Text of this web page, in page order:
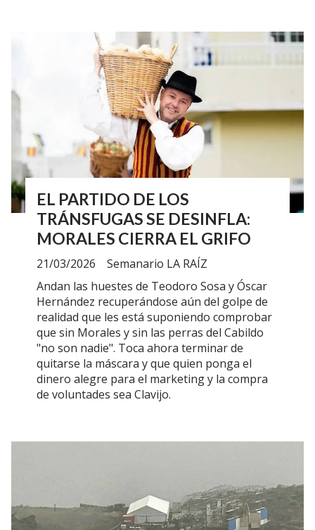
EL PARTIDO DE LOS
TRÁNSFUGAS SE DESINFLA:
MORALES CIERRA EL GRIFO
Semanario LA RAÍZ
21/03/2026
Andan las huestes de Teodoro Sosa y Óscar
Hernández recuperándose aún del golpe de
realidad que les está suponiendo comprobar
que sin Morales y sin las perras del Cabildo
"no son nadie". Toca ahora terminar de
quitarse la máscara y que quien ponga el
dinero alegre para el marketing y la compra
de voluntades sea Clavijo.